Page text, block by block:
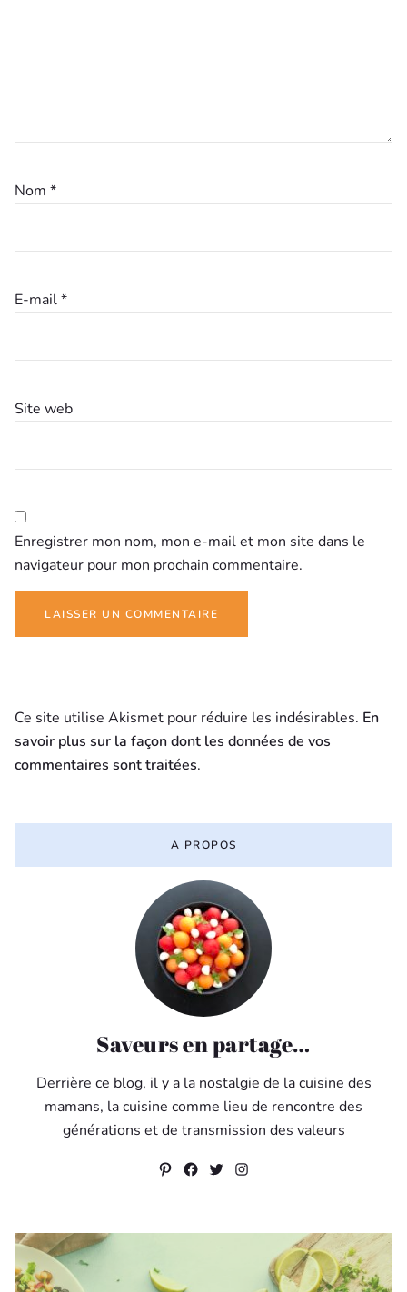
Nom *
E-mail*
Site web
Enregistrer mon nom, mon e-mail et mon site dans le
navigateur pour mon prochain commentaire.
Ce site utilise Akismet pour réduire les indésirables. En
savoir plus sur la façon dont les données de vos
commentaires sont traitées.
A PROPOS
Saveurs en partage…
Derrière ce blog, il y a la nostalgie de la cuisine des
mamans, la cuisine comme lieu de rencontre des
générations et de transmission des valeurs
Pinterest
Facebook
Twitter
Instagram